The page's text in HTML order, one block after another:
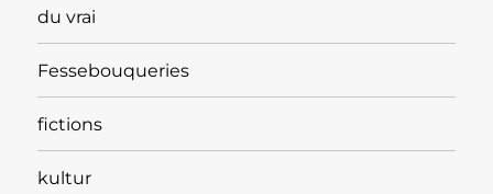
du vrai
Fessebouqueries
fictions
kultur